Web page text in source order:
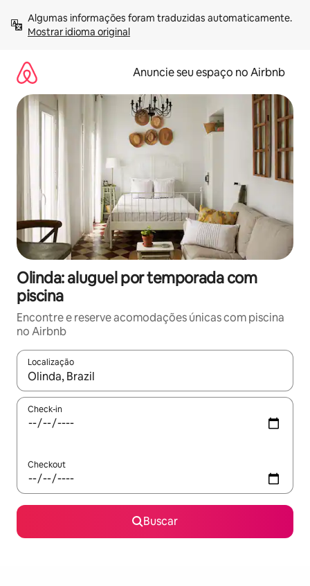
para
Mostrar idioma original
Anuncie seu espaço no Airbnb
Olinda: aluguel por temporada com
piscina
Encontre e reserve acomodações únicas com piscina
no Airbnb
Localização
Quando os resultados estiverem disponíveis, explore-os
Check-in
Checkout
Buscar